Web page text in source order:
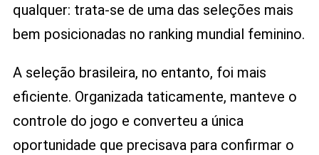
qualquer: trata-se de uma das seleções mais
bem posicionadas no ranking mundial feminino.
A seleção brasileira, no entanto, foi mais
eficiente. Organizada taticamente, manteve o
controle do jogo e converteu a única
oportunidade que precisava para confirmar o